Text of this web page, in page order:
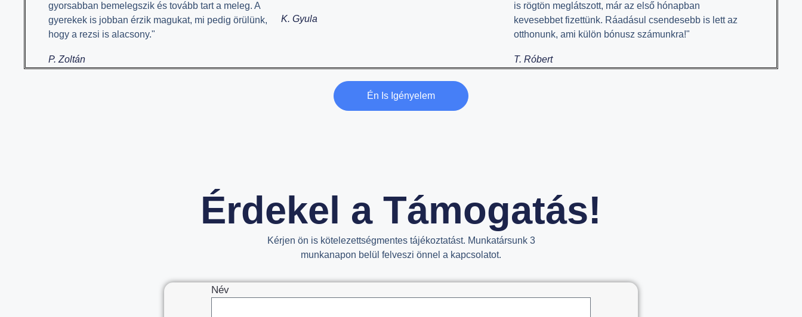
gyorsabban bemelegszik és tovább tart a meleg. A
gyerekek is jobban érzik magukat, mi pedig örülünk,
hogy a rezsi is alacsony."
P. Zoltán
K. Gyula
is rögtön meglátszott, már az első hónapban
kevesebbet fizettünk. Ráadásul csendesebb is lett az
otthonunk, ami külön bónusz számunkra!"
T. Róbert
Én Is Igényelem
Érdekel a Támogatás!
Kérjen ön is kötelezettségmentes tájékoztatást. Munkatársunk 3
munkanapon belül felveszi önnel a kapcsolatot.
Név